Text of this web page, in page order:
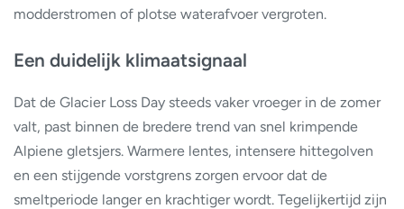
modderstromen of plotse waterafvoer vergroten.
Een duidelijk klimaatsignaal
Dat de Glacier Loss Day steeds vaker vroeger in de zomer
valt, past binnen de bredere trend van snel krimpende
Alpiene gletsjers. Warmere lentes, intensere hittegolven
en een stijgende vorstgrens zorgen ervoor dat de
smeltperiode langer en krachtiger wordt. Tegelijkertijd zijn